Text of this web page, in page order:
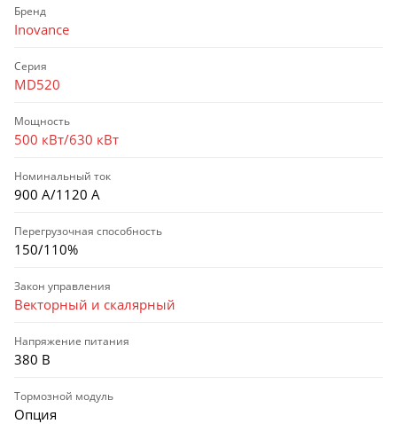
Бренд
Inovance
Серия
MD520
Мощность
500 кВт/630 кВт
Номинальный ток
900 А/1120 А
Перегрузочная способность
150/110%
Закон управления
Векторный и скалярный
Напряжение питания
380 В
Тормозной модуль
Опция